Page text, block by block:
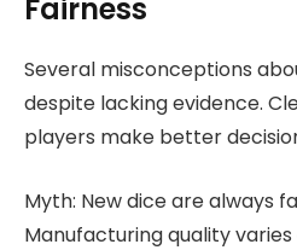
Fairness
Several misconceptions
despite lacking evidence.
players make better
Myth: New dice are always
Manufacturing quality